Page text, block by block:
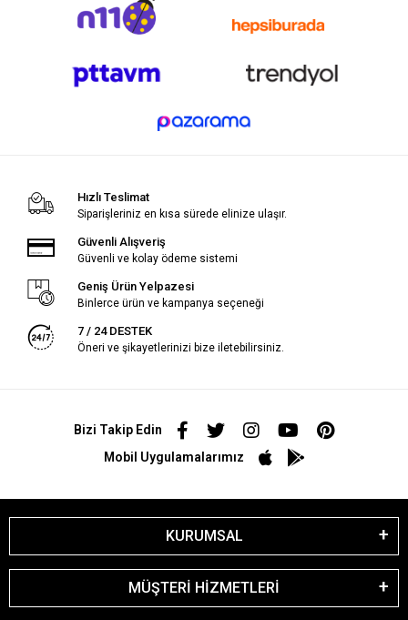
Hızlı Teslimat
Siparişleriniz en kısa sürede elinize ulaşır.
Güvenli Alışveriş
Güvenli ve kolay ödeme sistemi
Geniş Ürün Yelpazesi
Binlerce ürün ve kampanya seçeneği
7 / 24 DESTEK
Öneri ve şikayetlerinizi bize iletebilirsiniz.
Bizi Takip Edin
Mobil Uygulamalarımız
KURUMSAL
MÜŞTERİ HİZMETLERİ